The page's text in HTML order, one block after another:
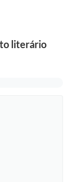
literário